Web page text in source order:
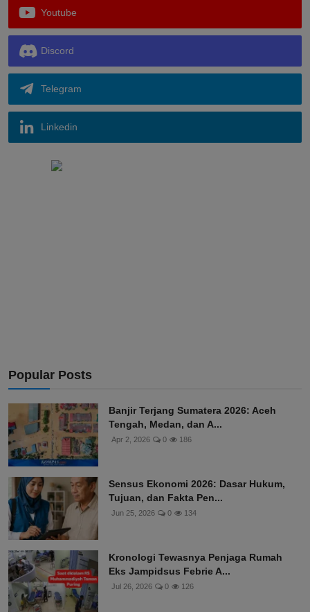
Youtube
Discord
Telegram
Linkedin
Popular Posts
Banjir Terjang Sumatera 2026: Aceh
Tengah, Medan, dan A...
Apr 2, 2026 0 186
Sensus Ekonomi 2026: Dasar Hukum,
Tujuan, dan Fakta Pen...
Jun 25, 2026 0 134
Kronologi Tewasnya Penjaga Rumah
Eks Jampidsus Febrie A...
Jul 26, 2026 0 126